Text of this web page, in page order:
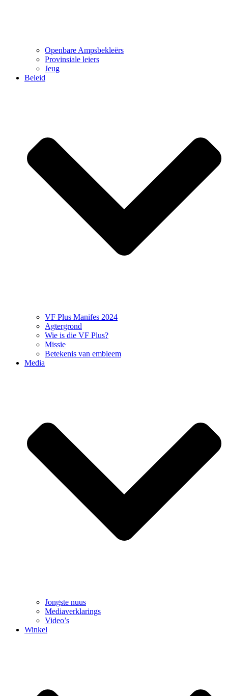
Openbare Ampsbekleërs
Provinsiale leiers
Jeug
Beleid
VF Plus Manifes 2024
Agtergrond
Wie is die VF Plus?
Missie
Betekenis van embleem
Media
Jongste nuus
Mediaverklarings
Video’s
Winkel